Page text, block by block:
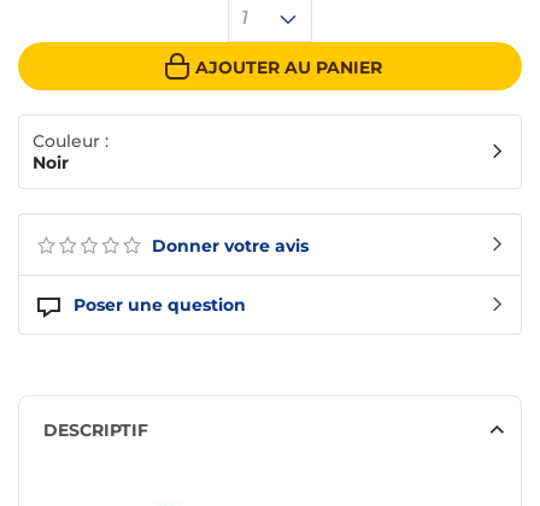
Donner votre avis
Poser une question
1
AJOUTER AU PANIER
Couleur :
Noir
DESCRIPTIF